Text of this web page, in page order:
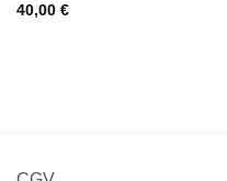
40,00 €